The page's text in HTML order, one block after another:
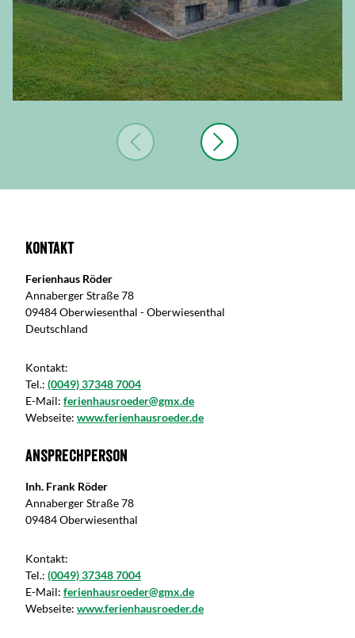
Kontakt
Ferienhaus Röder
Annaberger Straße 78
09484 Oberwiesenthal - Oberwiesenthal
Deutschland
Kontakt:
Tel.: (0049) 37348 7004
E-Mail: ferienhausroeder@gmx.de
Webseite: www.ferienhausroeder.de
Ansprechperson
Inh. Frank Röder
Annaberger Straße 78
09484 Oberwiesenthal
Kontakt:
Tel.: (0049) 37348 7004
E-Mail: ferienhausroeder@gmx.de
Webseite: www.ferienhausroeder.de